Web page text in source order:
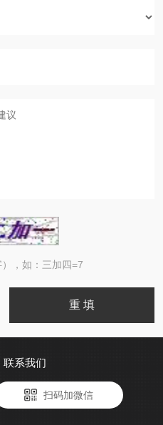
，如：三加四=7
联系我们
扫码加微信